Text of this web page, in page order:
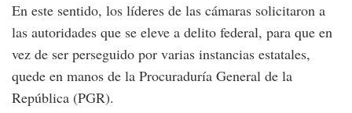
En este sentido, los líderes de las cámaras solicitaron a
las autoridades que se eleve a delito federal, para que en
vez de ser perseguido por varias instancias estatales,
quede en manos de la Procuraduría General de la
República (PGR).